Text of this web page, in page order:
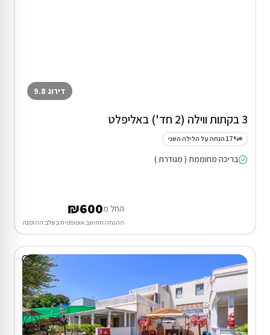
דירוג 9.8
3 בקתות ווילה (2 חד') באליפלט
17% הנחה על הלילה השני
בריכה מחוממת ( מגודרת )
החל מ₪600
ההנחה תחושב אוטומטית בשלב ההזמנה